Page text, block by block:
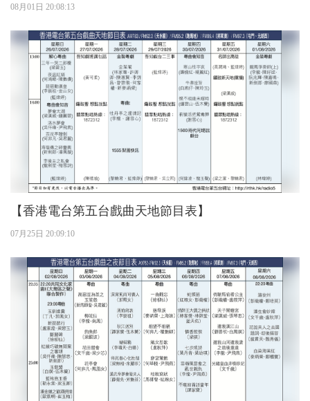
08月01日 20:08:13
【香港電台第五台戲曲天地節目表】
07月25日 20:09:10